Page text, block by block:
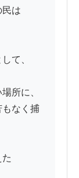
は
て、
に、
もなく捕